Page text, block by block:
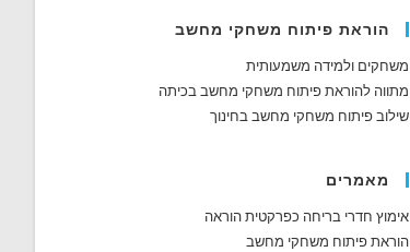
הוראת פיתוח משחקי מחשב
משחקים ולמידה משמעותית
מתווה להוראת פיתוח משחקי מחשב בכיתה
שילוב פיתוח משחקי מחשב בחינוך
מאמרים
אימוץ חדרי בריחה כפרקטית הוראה
הוראת פיתוח משחקי מחשב